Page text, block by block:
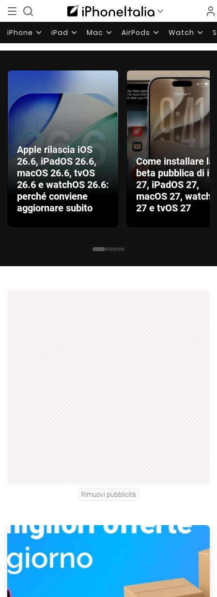
iPhone iPad Mac AirPods Watch
Apple rilascia iOS
26.6, iPadOS 26.6,
macOS 26.6, tvOS
26.6 e watchOS 26.6:
perché conviene
aggiornare subito
Come installare la
beta pubblica di
27, iPadOS 27,
macOS 27,
27 e tvOS 27
Rimuovi pubblicità